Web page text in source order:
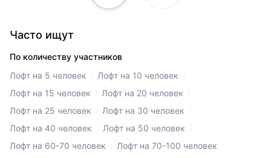
Часто ищут
По количеству участников
Лофт на 5 человек
Лофт на 10 человек
Лофт на 15 человек
Лофт на 20 человек
Лофт на 25 человек
Лофт на 30 человек
Лофт на 40 человек
Лофт на 50 человек
Лофт на 60-70 человек
Лофт на 70-100 человек